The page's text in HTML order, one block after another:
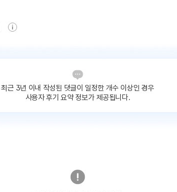
최근 3년 이내 작성된 댓글이 일정한 개수 이상인 경우
사용자 후기 요약 정보가 제공됩니다.